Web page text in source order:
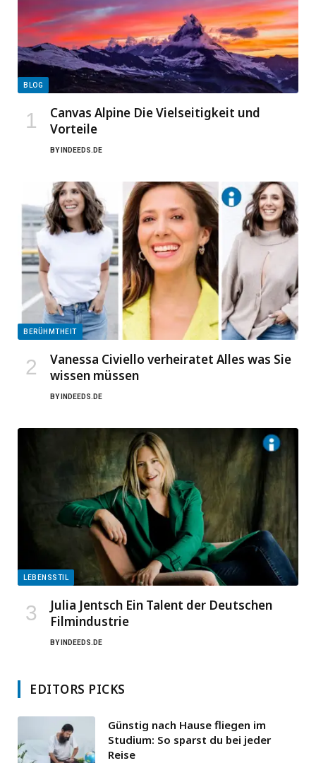
BLOG
Canvas Alpine Die Vielseitigkeit und
Vorteile
BY INDEEDS.DE
BERÜHMTHEIT
Vanessa Civiello verheiratet Alles was Sie
wissen müssen
BY INDEEDS.DE
LEBENSSTIL
Julia Jentsch Ein Talent der Deutschen
Filmindustrie
BY INDEEDS.DE
EDITORS PICKS
Günstig nach Hause fliegen im
Studium: So sparst du bei jeder
Reise